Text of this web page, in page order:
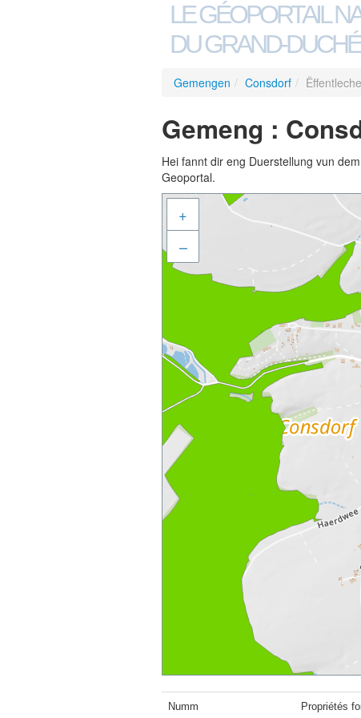
LE GÉOPORTAIL
DU GRAND-
Gemengen / Consdorf /
Gemeng :
Hei fannt dir eng Duerstellung vun
Geoportal.
+
–
Numm Propriétés